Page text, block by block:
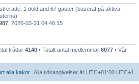
1 dold and 67 gäster (baserat på aktiva
, 2026-03-31 04:46:15
trådar 4140 • Totalt antal medlemmar 6077 • Vår
Alla tidsangivelser är UTC+01:00 UTC+1
alla kakor